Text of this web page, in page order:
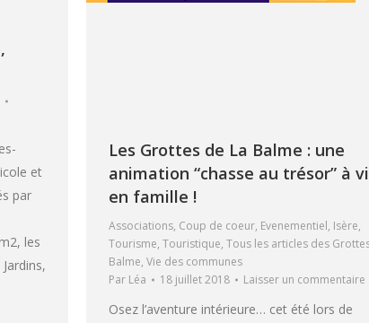
et
par
les
Les Grottes de La Balme : une
animation “chasse au trésor” à
en famille !
Associations, Coup de coeur, Evenementiel, Isère,
Tourisme, Touristique, Tous les articles des
Balme, Vie des communes
Par Léa 18 juillet 2018 Laisser un commentaire
Osez l’aventure intérieure… cet été lors de